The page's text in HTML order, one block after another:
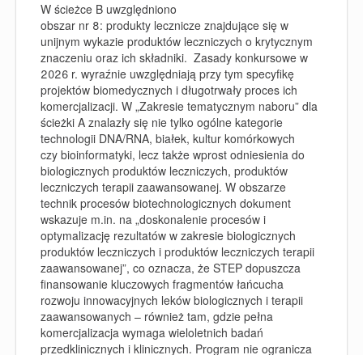
W ścieżce B uwzględniono
obszar nr 8: produkty lecznicze znajdujące się w
unijnym wykazie produktów leczniczych o krytycznym
znaczeniu oraz ich składniki. Zasady konkursowe w
2026 r. wyraźnie uwzględniają przy tym specyfikę
projektów biomedycznych i długotrwały proces ich
komercjalizacji. W „Zakresie tematycznym naboru” dla
ścieżki A znalazły się nie tylko ogólne kategorie
technologii DNA/RNA, białek, kultur komórkowych
czy bioinformatyki, lecz także wprost odniesienia do
biologicznych produktów leczniczych, produktów
leczniczych terapii zaawansowanej. W obszarze
technik procesów biotechnologicznych dokument
wskazuje m.in. na „doskonalenie procesów i
optymalizację rezultatów w zakresie biologicznych
produktów leczniczych i produktów leczniczych terapii
zaawansowanej”, co oznacza, że STEP dopuszcza
finansowanie kluczowych fragmentów łańcucha
rozwoju innowacyjnych leków biologicznych i terapii
zaawansowanych – również tam, gdzie pełna
komercjalizacja wymaga wieloletnich badań
przedklinicznych i klinicznych. Program nie ogranicza